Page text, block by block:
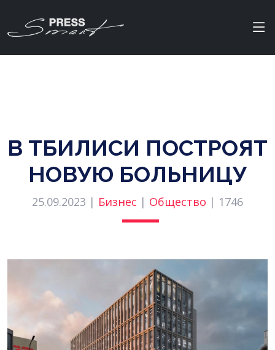
В ТБИЛИСИ ПОСТРОЯТ
НОВУЮ БОЛЬНИЦУ
25.09.2023 | Бизнес | Общество | 1746